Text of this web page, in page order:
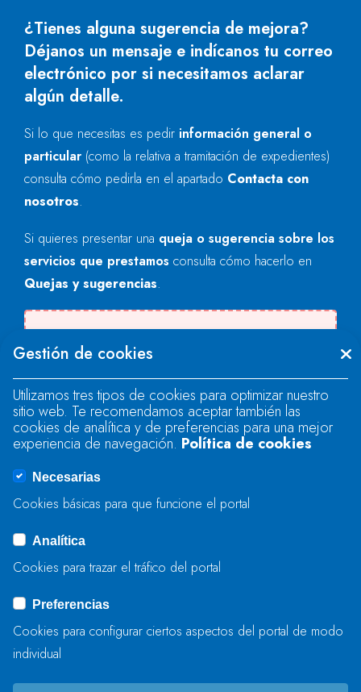
¿Tienes alguna sugerencia de mejora?
Déjanos un mensaje e indícanos tu correo
electrónico por si necesitamos aclarar
algún detalle.
Si lo que necesitas es pedir información general o
particular (como la relativa a tramitación de expedientes)
consulta cómo pedirla en el apartado Contacta con
nosotros.
Si quieres presentar una queja o sugerencia sobre los
servicios que prestamos consulta cómo hacerlo en
Quejas y sugerencias.
"text".
Se produjo un error al cargar el campo
"text".
Se produjo un error al cargar el campo
ENVIAR
Gestión de cookies
Utilizamos tres tipos de cookies para optimizar nuestro
sitio web. Te recomendamos aceptar también las
cookies de analítica y de preferencias para una mejor
experiencia de navegación. Política de cookies
Necesarias
Cookies básicas para que funcione el portal
Analítica
Cookies para trazar el tráfico del portal
Preferencias
Cookies para configurar ciertos aspectos del portal de modo
individual